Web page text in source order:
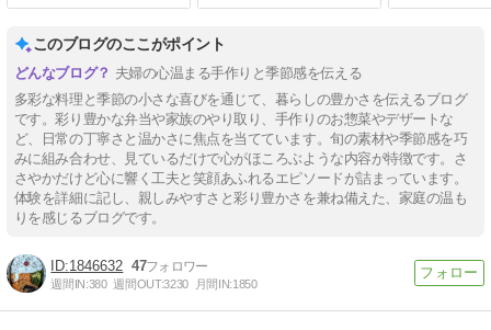
このブログのここがポイント
夫婦の心温まる手作りと季節感を伝える
多彩な料理と季節の小さな喜びを通じて、暮らしの豊かさを伝えるブログ
です。彩り豊かな弁当や家族のやり取り、手作りのお惣菜やデザートな
ど、日常の丁寧さと温かさに焦点を当てています。旬の素材や季節感を巧
みに組み合わせ、見ているだけで心がほころぶような内容が特徴です。さ
さやかだけど心に響く工夫と笑顔あふれるエピソードが詰まっています。
体験を詳細に記し、親しみやすさと彩り豊かさを兼ね備えた、家庭の温も
りを感じるブログです。
1846632 47
週間IN:380 週間OUT:3230 月間IN:1850